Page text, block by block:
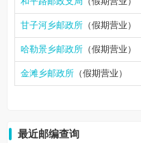
甘子河乡邮政所 （假期营业）
哈勒景乡邮政所 （假期营业）
金滩乡邮政所 （假期营业）
最近邮编查询